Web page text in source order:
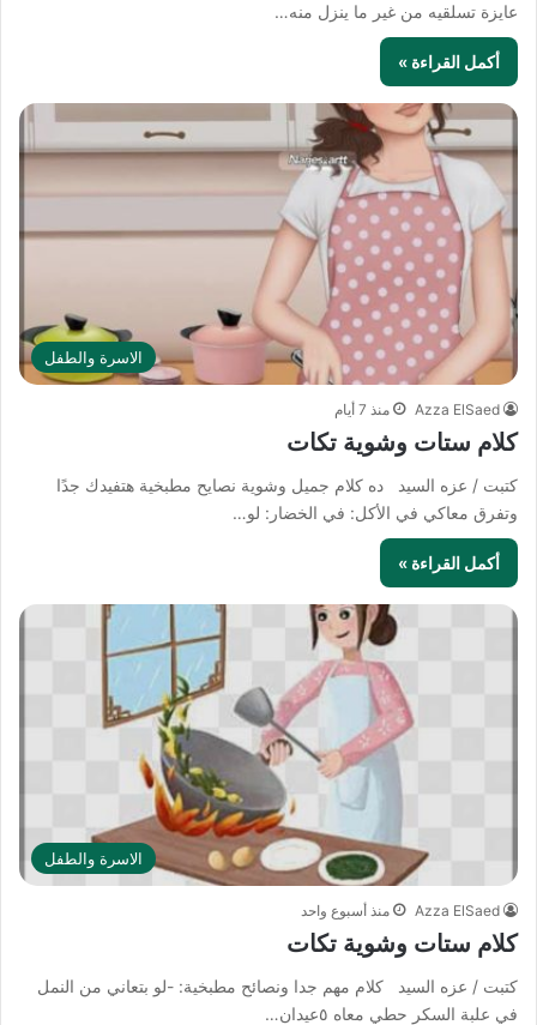
عايزة تسلقيه من غير ما ينزل منه…
أكمل القراءة »
الاسرة والطفل
Azza ElSaed منذ 7 أيام
كلام ستات وشوية تكات
كتبت / عزه السيد ده كلام جميل وشوية نصايح مطبخية هتفيدك جدًا
وتفرق معاكي في الأكل: في الخضار: لو…
أكمل القراءة »
الاسرة والطفل
Azza ElSaed منذ أسبوع واحد
كلام ستات وشوية تكات
كتبت / عزه السيد كلام مهم جدا ونصائح مطبخية: -لو بتعاني من النمل
في علبة السكر حطي معاه ٥عيدان…